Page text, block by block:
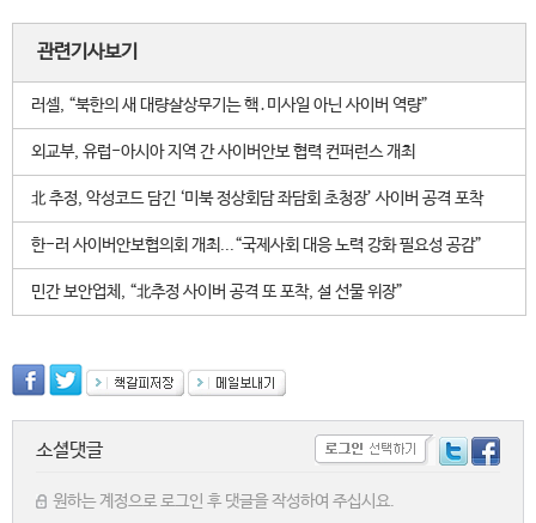
관련기사보기
러셀, “북한의 새 대량살상무기는 핵․미사일 아닌 사이버 역량”
외교부, 유럽-아시아 지역 간 사이버안보 협력 컨퍼런스 개최
北 추정, 악성코드 담긴 ‘미북 정상회담 좌담회 초청장’ 사이버 공격 포착
한-러 사이버안보협의회 개최...“국제사회 대응 노력 강화 필요성 공감”
민간 보안업체, “北추정 사이버 공격 또 포착, 설 선물 위장”
소셜댓글
원하는 계정으로 로그인 후 댓글을 작성하여 주십시요.